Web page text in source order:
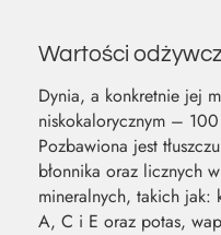
Wartości
Dynia, a konkretnie jej
niskokalorycznym –
Pozbawiona jest
błonnika oraz licznych
mineralnych, takich jak:
A, C i E oraz potas,